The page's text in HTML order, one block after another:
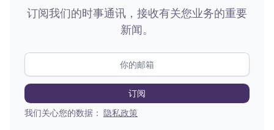
订阅我们的时事通讯，接收有关您业务的重要
新闻。
我们关心您的数据： 隐私政策